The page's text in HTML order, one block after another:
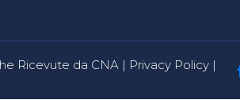
Ricevute da CNA | Privacy Policy |